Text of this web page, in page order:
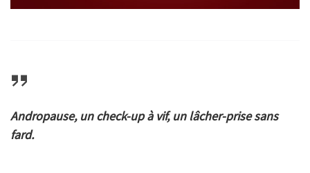
Andropause, un check-up à vif, un lâcher-prise sans
fard.